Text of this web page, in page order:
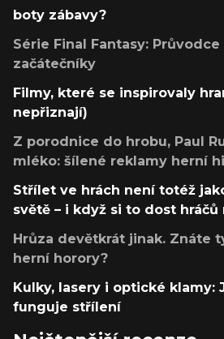
boty zábavy?
Série Final Fantasy:
začátečníky
Filmy, které se inspirovaly
nepřiznají)
Z porodnice do hrobu, Paul
mléko: šílené reklamy herní
Střílet ve hrách není totéž
světě – i když si to dost hráčů
Hrůza devětkrát jinak. Znáte
herní horory?
Kulky, lasery i optické klamy:
funguje střílení